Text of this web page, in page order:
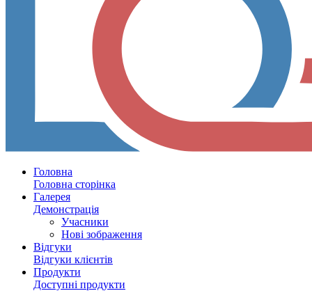
Головна
Головна сторінка
Галерея
Демонстрація
Учасники
Нові зображення
Відгуки
Відгуки клієнтів
Продукти
Доступні продукти